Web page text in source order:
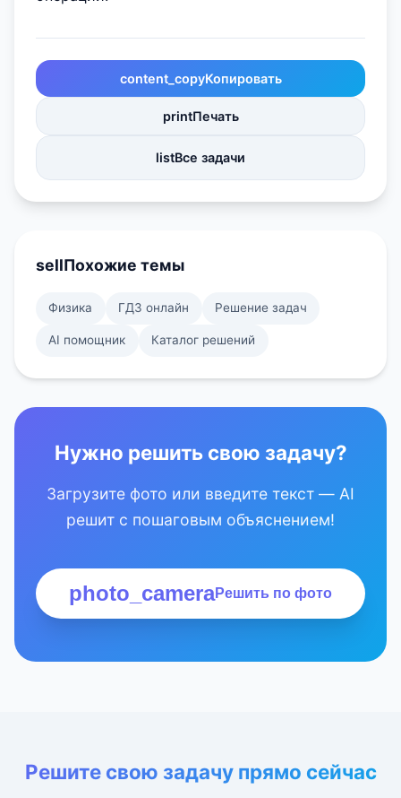
content_copyКопировать
printПечать
listВсе задачи
sellПохожие темы
Физика ГДЗ онлайн Решение задач
AI помощник Каталог решений
Нужно решить свою задачу?
Загрузите фото или введите текст — AI
решит с пошаговым объяснением!
photo_cameraРешить по фото
Решите свою задачу прямо сейчас